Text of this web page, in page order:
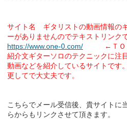
サイト名 ギタリストの動画情報の
ーがありませんのでテキストリンク
https://www.one-0.com/ ←ＴＯＰペ
紹介文ギターソロのテクニックに注
動画などを紹介しているサイトで
更してで大丈夫です。
こちらでメール受信後、貴サイトに
らからもリンクさせて頂きます。